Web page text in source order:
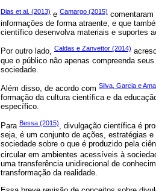
Dias et al. (2013) e Camargo (2015)
informações de forma atraente, e que
científico desenvolva materiais e suportes
Por outro lado, Caldas e Zanvettor (2014)
que o público não apenas compreenda
sociedade.
Além disso, de acordo com Silva, Garcia e
formação da cultura científica e da
específico.
Para Bessa (2015)
, divulgação científica é
seja, é um conjunto de ações, estratégias
sociedade sobre o que é produzido pela
circular em ambientes acessíveis à
uma transferência unidirecional de
transformação da realidade.